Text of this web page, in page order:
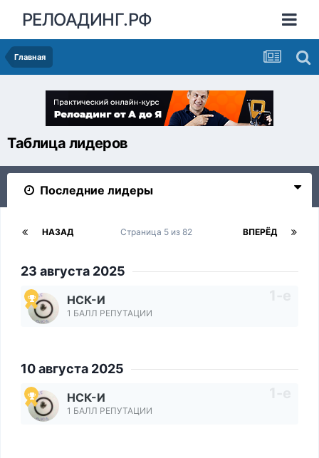
РЕЛОАДИНГ.РФ
Главная
Таблица лидеров
Последние лидеры
НАЗАД ВПЕРЁД
Страница 5 из 82
23 августа 2025
НСК-И
1 БАЛЛ РЕПУТАЦИИ
10 августа 2025
НСК-И
1 БАЛЛ РЕПУТАЦИИ